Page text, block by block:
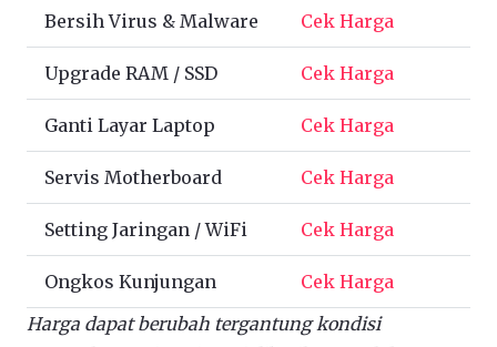
Bersih Virus & Malware Cek Harga
Upgrade RAM / SSD Cek Harga
Ganti Layar Laptop Cek Harga
Servis Motherboard Cek Harga
Setting Jaringan / WiFi Cek Harga
Ongkos Kunjungan
Cek Harga
Harga dapat berubah tergantung kondisi